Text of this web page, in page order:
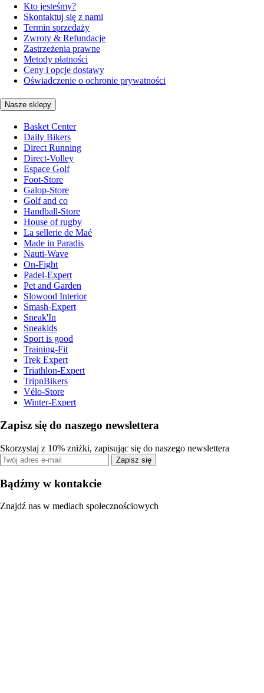
Kto jesteśmy?
Skontaktuj się z nami
Termin sprzedaży
Zwroty & Refundacje
Zastrzeżenia prawne
Metody płatności
Ceny i opcje dostawy
Oświadczenie o ochronie prywatności
Nasze sklepy
Basket Center
Daily Bikers
Direct Running
Direct-Volley
Espace Golf
Foot-Store
Galop-Store
Golf and co
Handball-Store
House of rugby
La sellerie de Maé
Made in Paradis
Nauti-Wave
On-Fight
Padel-Expert
Pet and Garden
Slowood Interior
Smash-Expert
Sneak'In
Sneakids
Sport is good
Training-Fit
Trek Expert
Triathlon-Expert
TripnBikers
Vélo-Store
Winter-Expert
Zapisz się do naszego newslettera
Skorzystaj z 10% zniżki, zapisując się do naszego newslettera
Zapisz się
Bądźmy w kontakcie
Znajdź nas w mediach społecznościowych